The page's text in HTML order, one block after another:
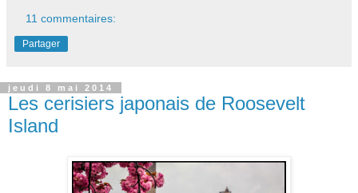
11 commentaires:
Partager
jeudi 8 mai 2014
Les cerisiers japonais de Roosevelt
Island